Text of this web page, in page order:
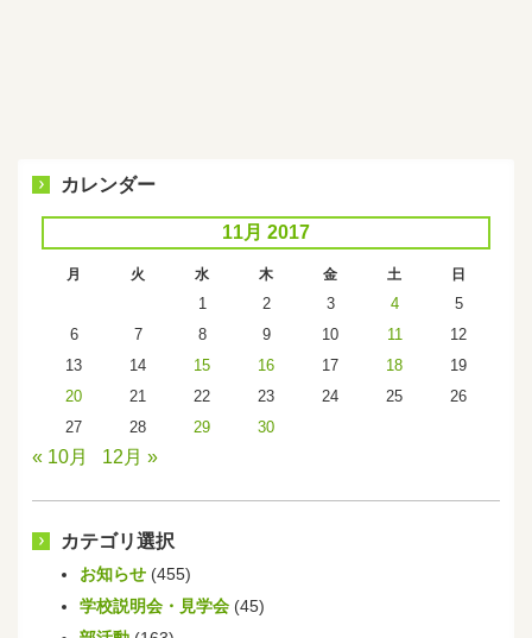
カレンダー
11月 2017
月 火 水 木 金 土 日
1 2 3 4
5
6
7 8 9 10 11
12
13
14 15 16 17 18
19
20
21 22 23 24 25
26
27
28 29 30
« 10月 12月 »
カテゴリ選択
お知らせ (455)
学校説明会・見学会 (45)